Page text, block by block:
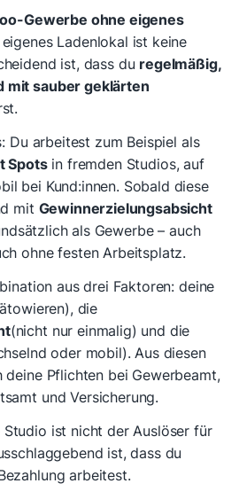
Gewerbe ohne eigenes
eigenes Ladenlokal ist keine
ist, dass du regelmäßig,
mit sauber geklärten
Du arbeitest zum Beispiel als
Spotsin fremden Studios, auf
bei Kund:innen. Sobald diese
mit Gewinnerzielungsabsicht
als Gewerbe – auch
ohne festen Arbeitsplatz.
aus drei Faktoren: deine
die
(nicht nur einmalig) und die
oder mobil). Aus diesen
deine Pflichten bei Gewerbeamt,
und Versicherung.
Studio ist nicht der Auslöser für
ist, dass du
arbeitest.